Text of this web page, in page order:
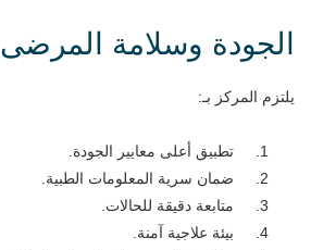
الجودة وسلامة المرضى
يلتزم المركز بـ:
تطبيق أعلى معايير الجودة.
ضمان سرية المعلومات الطبية.
متابعة دقيقة للحالات.
بيئة علاجية آمنة.